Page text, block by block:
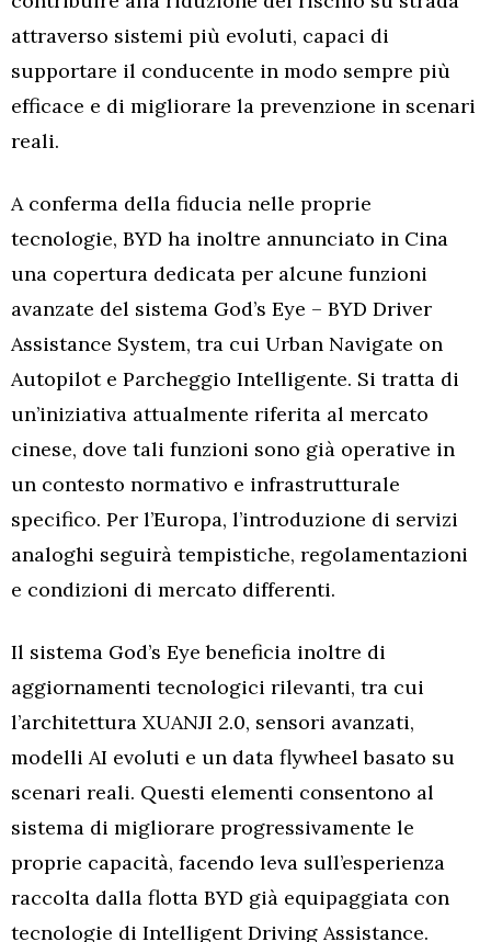
attraverso sistemi più evoluti, capaci di
supportare il conducente in modo sempre più
efficace e di migliorare la prevenzione in scenari
reali.
A conferma della fiducia nelle proprie
tecnologie, BYD ha inoltre annunciato in Cina
una copertura dedicata per alcune funzioni
avanzate del sistema God’s Eye – BYD Driver
Assistance System, tra cui Urban Navigate on
Autopilot e Parcheggio Intelligente. Si tratta di
un’iniziativa attualmente riferita al mercato
cinese, dove tali funzioni sono già operative in
un contesto normativo e infrastrutturale
specifico. Per l’Europa, l’introduzione di servizi
analoghi seguirà tempistiche, regolamentazioni
e condizioni di mercato differenti.
Il sistema God’s Eye beneficia inoltre di
aggiornamenti tecnologici rilevanti, tra cui
l’architettura XUANJI 2.0, sensori avanzati,
modelli AI evoluti e un data flywheel basato su
scenari reali. Questi elementi consentono al
sistema di migliorare progressivamente le
proprie capacità, facendo leva sull’esperienza
raccolta dalla flotta BYD già equipaggiata con
tecnologie di Intelligent Driving Assistance.